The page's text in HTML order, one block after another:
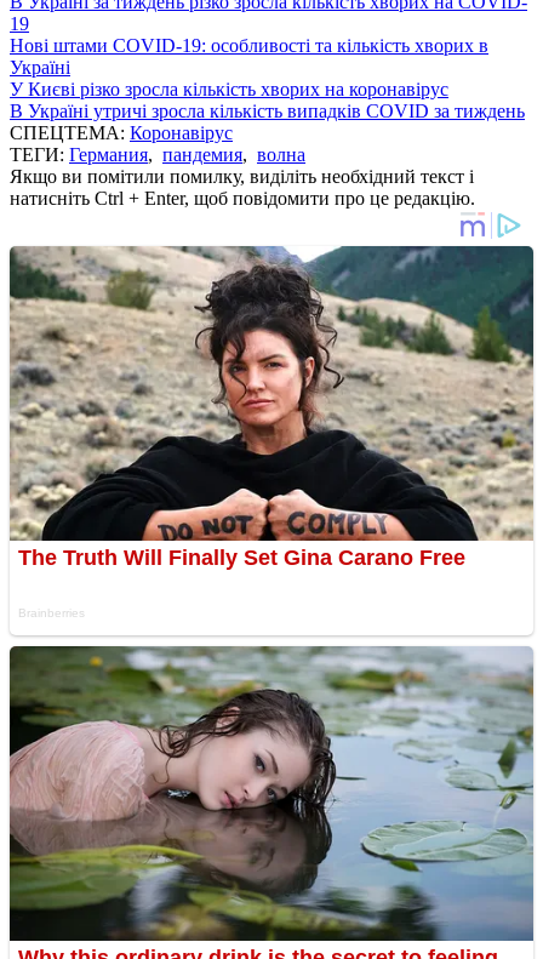
19
Нові штами COVID-19: особливості та кількість хворих в
Україні
У Києві різко зросла кількість хворих на коронавірус
В Україні утричі зросла кількість випадків COVID за тиждень
СПЕЦТЕМА: Коронавірус
ТЕГИ: Германия, пандемия, волна
Якщо ви помітили помилку, виділіть необхідний текст і
натисніть Ctrl + Enter, щоб повідомити про це редакцію.